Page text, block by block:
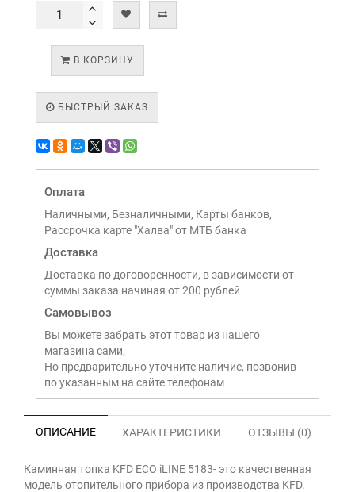
В КОРЗИНУ
БЫСТРЫЙ ЗАКАЗ
Оплата
Наличными, Безналичными, Карты банков,
Рассрочка карте "Халва" от МТБ банка
Доставка
Доставка по договоренности, в зависимости от
суммы заказа начиная от 200 рублей
Самовывоз
Вы можете забрать этот товар из нашего
магазина сами,
Но предварительно уточните наличие, позвонив
по указанным на сайте телефонам
ОПИСАНИЕ ХАРАКТЕРИСТИКИ ОТЗЫВЫ (0)
Каминная топка KFD ECO iLINE 5183- это качественная
модель отопительного прибора из производства KFD.